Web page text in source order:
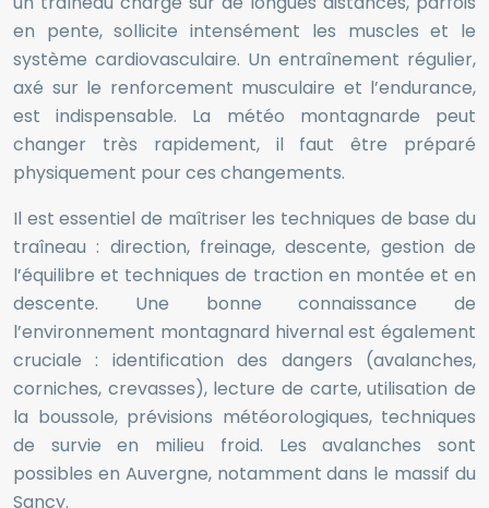
en pente, sollicite intensément les muscles et le
système cardiovasculaire. Un entraînement régulier,
axé sur le renforcement musculaire et l’endurance,
est indispensable. La météo montagnarde peut
changer très rapidement, il faut être préparé
physiquement pour ces changements.
Il est essentiel de maîtriser les techniques de base du
traîneau : direction, freinage, descente, gestion de
l’équilibre et techniques de traction en montée et en
descente. Une bonne connaissance de
l’environnement montagnard hivernal est également
cruciale : identification des dangers (avalanches,
corniches, crevasses), lecture de carte, utilisation de
la boussole, prévisions météorologiques, techniques
de survie en milieu froid. Les avalanches sont
possibles en Auvergne, notamment dans le massif du
Sancy.